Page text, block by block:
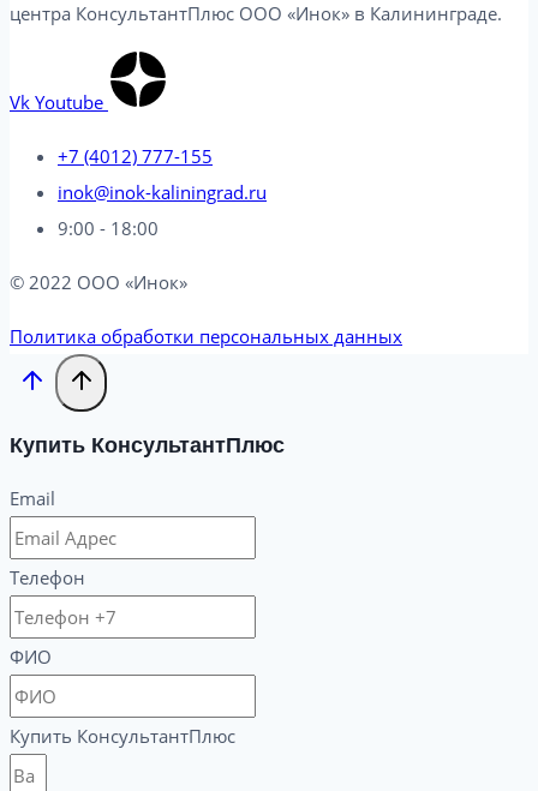
центра КонсультантПлюс ООО «Инок» в Калининграде​.
Vk Youtube
+7 (4012) 777-155
inok@inok-kaliningrad.ru
9:00 - 18:00
© 2022 ООО «Инок»
Политика обработки персональных данных
Купить КонсультантПлюс
Email
Телефон
ФИО
Купить КонсультантПлюс